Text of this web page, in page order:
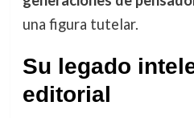
una figura tutelar.
Su legado
editorial